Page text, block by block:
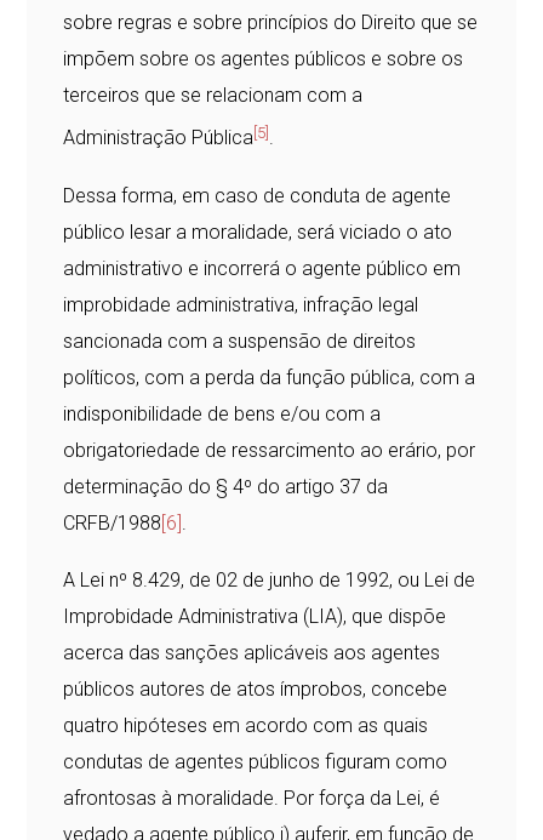
sobre regras e sobre princípios do Direito que se
impõem sobre os agentes públicos e sobre os
terceiros que se relacionam com a
Administração Pública[5] .
Dessa forma, em caso de conduta de agente
público lesar a moralidade, será viciado o ato
administrativo e incorrerá o agente público em
improbidade administrativa, infração legal
sancionada com a suspensão de direitos
políticos, com a perda da função pública, com a
indisponibilidade de bens e/ou com a
obrigatoriedade de ressarcimento ao erário, por
determinação do § 4º do artigo 37 da
CRFB/1988[6]
A Lei nº 8.429, de 02 de junho de 1992, ou Lei de
Improbidade Administrativa (LIA), que dispõe
acerca das sanções aplicáveis aos agentes
públicos autores de atos ímprobos, concebe
quatro hipóteses em acordo com as quais
condutas de agentes públicos figuram como
afrontosas à moralidade. Por força da Lei, é
vedado a agente público i) auferir, em função de